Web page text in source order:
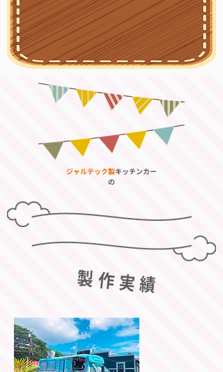
ジャルテック製キッチンカー
の